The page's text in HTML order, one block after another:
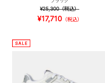
¥25,300（税込）
¥17,710（税込）